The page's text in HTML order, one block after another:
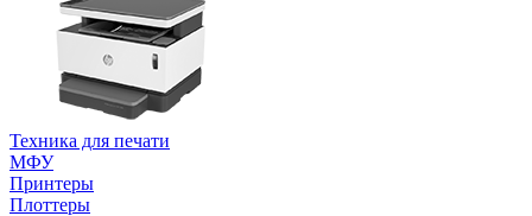
Техника для печати
МФУ
Принтеры
Плоттеры